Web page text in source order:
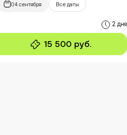
04 сентября Все даты
2 дня
15 500 руб.